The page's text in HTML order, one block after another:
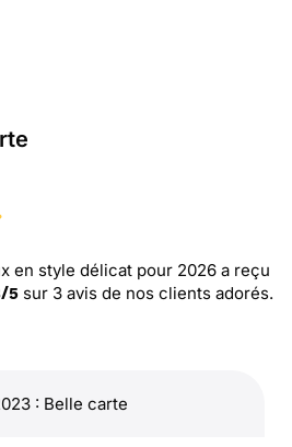
en style délicat pour 2026 a reçu
/5 sur 3 avis de nos clients adorés.
: Belle carte